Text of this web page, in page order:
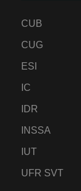
CUB
CUG
ESI
IC
IDR
INSSA
IUT
UFR SVT